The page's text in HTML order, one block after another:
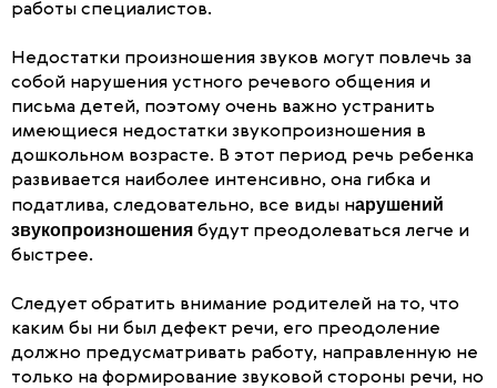
работы специалистов.
Недостатки произношения звуков могут повлечь за
собой нарушения устного речевого общения и
письма детей, поэтому очень важно устранить
имеющиеся недостатки звукопроизношения в
дошкольном возрасте. В этот период речь ребенка
развивается наиболее интенсивно, она гибка и
податлива, следовательно, все виды нарушений
звукопроизношения будут преодолеваться легче и
быстрее.
Следует обратить внимание родителей на то, что
каким бы ни был дефект речи, его преодоление
должно предусматривать работу, направленную не
только на формирование звуковой стороны речи, но